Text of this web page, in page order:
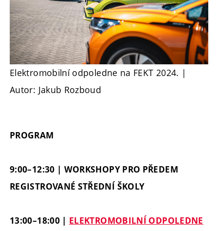
Elektromobilní odpoledne na FEKT 2024. |
Autor: Jakub Rozboud
PROGRAM
9:00–12:30 | WORKSHOPY PRO PŘEDEM
REGISTROVANÉ STŘEDNÍ ŠKOLY
13:00–18:00 | ELEKTROMOBILNÍ ODPOLEDNE